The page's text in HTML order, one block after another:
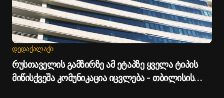
ᲓᲔᲓᲐᲥᲐᲚᲐᲥᲘ
რუსთაველის გამზირზე ამ ეტაპზე ყველა ტიპის
მიწისქვეშა კომუნიკაცია იცვლება - თბილისის